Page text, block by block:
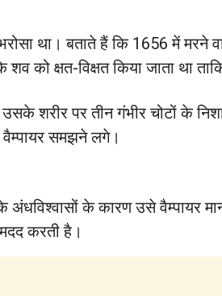
था। बताते हैं कि 1656 में मरने
को क्षत-विक्षत किया जाता था
शरीर पर तीन गंभीर चोटों के
समझने लगे।
अंधविश्वासों के कारण उसे वैम्पायर
करती है।